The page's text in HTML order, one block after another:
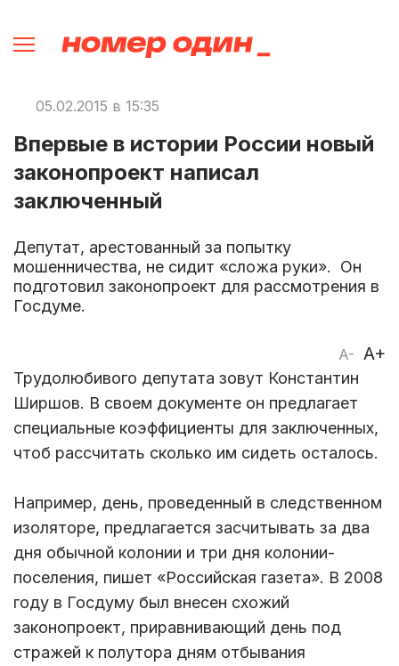
05.02.2015 в 15:35
Впервые в истории России новый
законопроект написал
заключенный
Депутат, арестованный за попытку
мошенничества, не сидит «сложа руки». Он
подготовил законопроект для рассмотрения в
Госдуме.
A- A+
Трудолюбивого депутата зовут Константин
Ширшов. В своем документе он предлагает
специальные коэффициенты для заключенных,
чтоб рассчитать сколько им сидеть осталось.
Например, день, проведенный в следственном
изоляторе, предлагается засчитывать за два
дня обычной колонии и три дня колонии-
поселения, пишет «Российская газета». В 2008
году в Госдуму был внесен схожий
законопроект, приравнивающий день под
стражей к полутора дням отбывания